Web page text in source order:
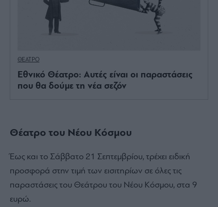
ΘΕΑΤΡΟ
Εθνικό Θέατρο: Αυτές είναι οι παραστάσεις
που θα δούμε τη νέα σεζόν
Θέατρο του Νέου Κόσμου
Έως και το Σάββατο 21 Σεπτεμβρίου, τρέχει ειδική
προσφορά στην τιμή των εισιτηρίων σε όλες τις
παραστάσεις του Θεάτρου του Νέου Κόσμου, στα 9
ευρώ.